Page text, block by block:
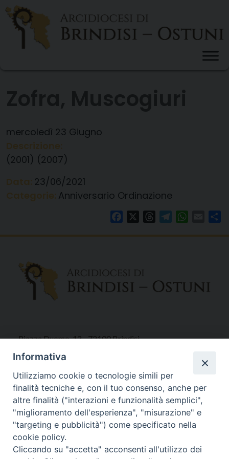
Skip
content
mercoledì 23 Giugno
(2001) (2007)
23/06/2021
Anniversario Ordinazione
FacebookThreadsTelegram Email
Piazza Duomo, 12 - 72100 Brindisi
Tel 0831.521958
Fax 0831.528315
Orari Curia
Mar. / Mer. / Giov. ore 9 - 13
nei mesi estivi solo Martedì ore 9 - 13
Informativa
Utilizziamo cookie o tecnologie simili per
finalità tecniche e, con il tuo consenso, anche per
altre finalità ("interazioni e funzionalità semplici",
"miglioramento dell'esperienza", "misurazione" e
"targeting e pubblicità") come specificato nella
cookie policy.
Cliccando su "accetta" acconsenti all'utilizzo dei